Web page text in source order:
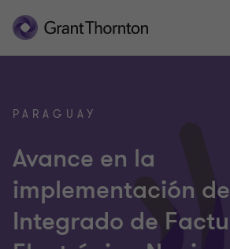
PARAGUAY
Avance en la
implementación
Integrado de